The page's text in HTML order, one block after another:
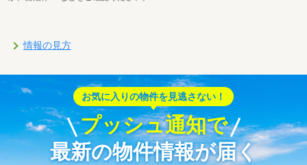
情報の見方
お気に入りの物件を見逃さない！
プッシュ通知で
最新の物件情報が届く